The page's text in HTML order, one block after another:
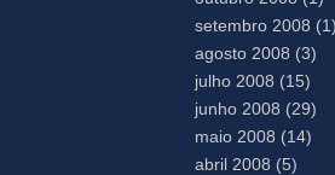
setembro 2008 (1)
agosto 2008 (3)
julho 2008 (15)
junho 2008 (29)
maio 2008 (14)
abril 2008 (5)